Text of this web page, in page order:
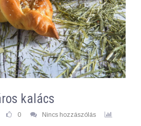
kalács
0
Nincs hozzászólás